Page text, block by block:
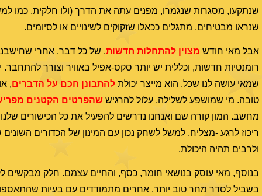
שנתקעו, מסגרות שנגמרו, מפנים עתה את הדרך (ולו חלקית, כמו
שנראו מבטיחים, מתגלים ככאלו שזקוקים לשינויים או לסיומים.
אבל מאי חודש מצוין להתחלות חדשות, של כל דבר. אחרי
רומנטיות חדשות, וכללית יש יותר סקס-אפיל באוויר וצורך
שמאי עושה לנו שכל. הוא מייצר יכולת להתבונן חכם על הדברים,
טובה. מי שמושפע לשלילה, עלול להרגיש שהפרטים הקטנים
מחשב. המון קורה שם ואנחנו נדרשים להפעיל את כל הכישורים
ריכוז לרגע -מצליח. למשל לשחק נכון עם המינון של הכדורים
ולרבים תהיה היכולת.
בנוסף, מאי עוסק בנושאי חומר, כסף, והחיים עצמם. חלק מבקשים
בשביל לסדר מחר טוב יותר. אחרים מתמודדים עם בעיות שהתאספו,